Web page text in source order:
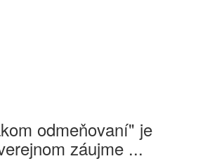
odmeňovaní" je
záujme ...